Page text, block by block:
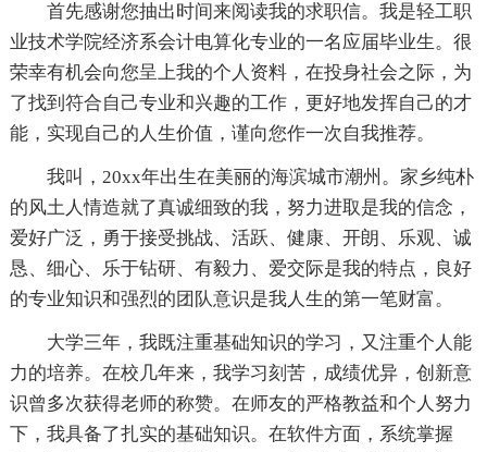
首先感谢您抽出时间来阅读我的求职信。我是轻工职
业技术学院经济系会计电算化专业的一名应届毕业生。很
荣幸有机会向您呈上我的个人资料，在投身社会之际，为
了找到符合自己专业和兴趣的工作，更好地发挥自己的才
能，实现自己的人生价值，谨向您作一次自我推荐。
我叫，20xx年出生在美丽的海滨城市潮州。家乡纯朴
的风土人情造就了真诚细致的我，努力进取是我的信念，
爱好广泛，勇于接受挑战、活跃、健康、开朗、乐观、诚
恳、细心、乐于钻研、有毅力、爱交际是我的特点，良好
的专业知识和强烈的团队意识是我人生的第一笔财富。
大学三年，我既注重基础知识的学习，又注重个人能
力的培养。在校几年来，我学习刻苦，成绩优异，创新意
识曾多次获得老师的称赞。在师友的严格教益和个人努力
下，我具备了扎实的基础知识。在软件方面，系统掌握